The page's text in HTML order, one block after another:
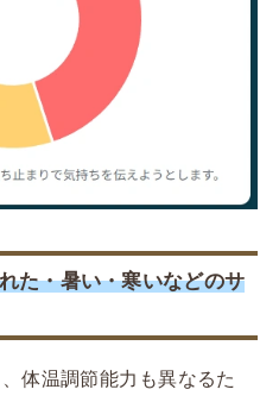
た・暑い・寒いなどのサ
体温調節能力も異なるた